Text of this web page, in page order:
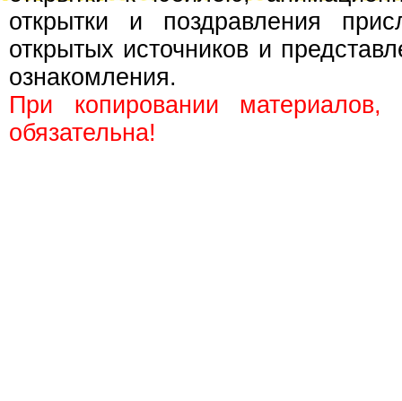
открытки и поздравления
открытых источников и
ознакомления.
При копировании
обязательна!